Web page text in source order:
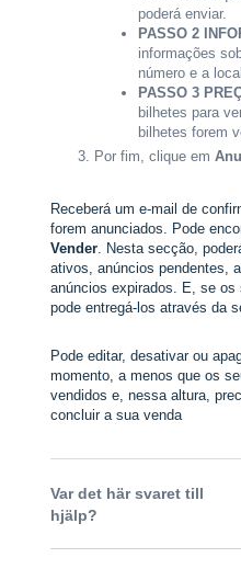
poderá enviar.
PASSO 2
informações
número e a
PASSO 3
bilhetes para
bilhetes forem
Por fim, clique em
Receberá um e-mail de
forem anunciados. Pode
Vender. Nesta secção,
ativos, anúncios pendentes,
anúncios expirados. E, se
pode entregá-los através da
Pode editar, desativar ou
momento, a menos que os
vendidos e, nessa altura,
concluir a sua venda
Var det här svaret till
hjälp?